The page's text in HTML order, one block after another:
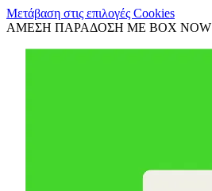
Μετάβαση στις επιλογές Cookies
ΑΜΕΣΗ ΠΑΡΑΔΟΣΗ ΜΕ BOX NOW